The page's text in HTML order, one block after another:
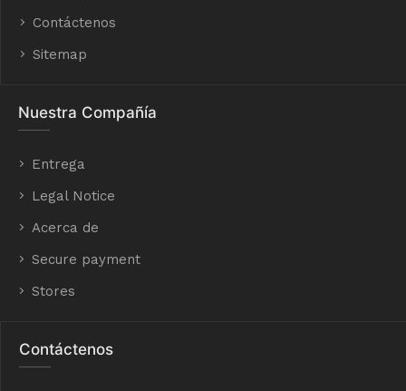
Contáctenos
Sitemap
Nuestra Compañía
Entrega
Legal Notice
Acerca de
Secure payment
Stores
Contáctenos